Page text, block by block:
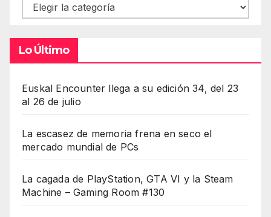
Contenidos
Lo Último
Euskal Encounter llega a su edición 34, del 23
al 26 de julio
La escasez de memoria frena en seco el
mercado mundial de PCs
La cagada de PlayStation, GTA VI y la Steam
Machine – Gaming Room #130